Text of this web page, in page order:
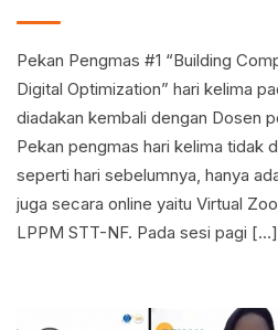
Pekan Pengmas #1 “Building
Digital Optimization” hari kelima
diadakan kembali dengan Dosen
Pekan pengmas hari kelima tidak
seperti hari sebelumnya, hanya
juga secara online yaitu Virtual
LPPM STT-NF. Pada sesi pagi […]